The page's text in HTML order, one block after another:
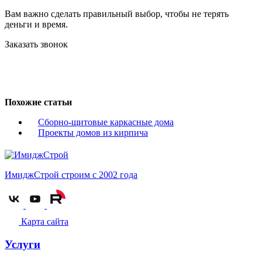
Вам важно сделать правильный выбор, чтобы не терять
деньги и время.
Заказать звонок
Похожие статьи
Сборно-щитовые каркасные дома
Проекты домов из кирпича
ИмиджСтрой строим с 2002 года
Карта сайта
Услуги